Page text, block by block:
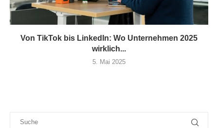
Von TikTok bis LinkedIn: Wo Unternehmen 2025
wirklich...
5. Mai 2025